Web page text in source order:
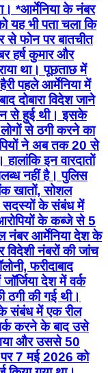
*आर्मेनिया के नंबर
यह भी पता चला कि
से फोन पर बातचीत
हर्ष कुमार और
था। पूछताछ में
पहले आर्मेनिया में
दोबारा विदेश जाने
से हुई थी। इसके
से ठगी करने का
ने अब तक 20 से
इन वारदातों
नहीं है। पुलिस
खातों, सोशल
सदस्यों के संबंध में
के कब्जे से 5
नंबर आर्मेनिया देश के
नंबरों की जांच
फरीदाबाद
देश में वर्क
ठगी की गई थी।
के संबंध में एक रील
करने के बाद उसे
गया और उससे 50
7 मई 2026 को